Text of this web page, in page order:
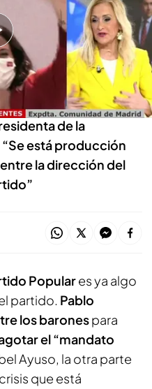
de ‘CAD’, sobre la
vale esperarse a un
de la
está producción
la dirección del
Populares ya algo
partido. Pablo
los baronespara
el “mandato
Ayuso, la otra parte
que está